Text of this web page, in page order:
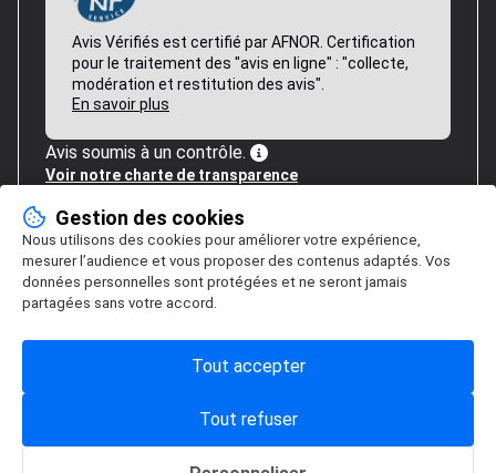
Avis Vérifiés est certifié par AFNOR. Certification
pour le traitement des "avis en ligne" : "collecte,
modération et restitution des avis".
En savoir plus
Avis soumis à un contrôle.
Voir notre charte de transparence
Gestion des cookies
Nous utilisons des cookies pour améliorer votre expérience,
mesurer l’audience et vous proposer des contenus adaptés. Vos
données personnelles sont protégées et ne seront jamais
partagées sans votre accord.
Tout refuser
Tout accepter